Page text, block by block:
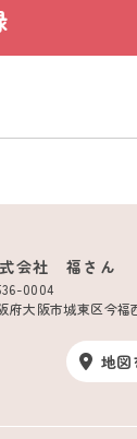
会社 福さん
0004
府大阪市城東区今福
地図